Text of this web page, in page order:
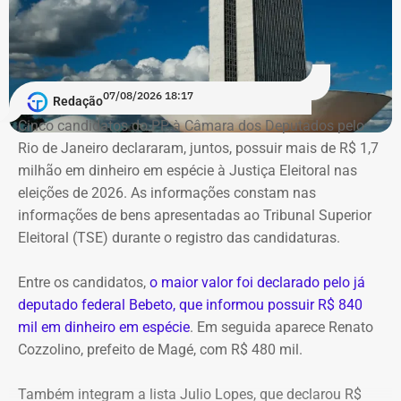
matéria-prima e simulava uma operação de refino na sua
unidade fantasma de Manguinhos.
A Polícia Federal indica que a operação era feita de
fachada para não pagar o ICMS na chegada do
combustível ao país. Com a Refit postergava de
pagamentos de impostos, a empresa só deveria pagar o
tributo no momento da venda para o consumidor final,
algo que nunca foi feito, de acordo com a investigação.
*Com informações do blog do Octávio Guedes, do portal
Redação07/08/2026 18:17
Cinco candidatos do PP à Câmara dos Deputados pelo
Rio de Janeiro declararam, juntos, possuir mais de R$ 1,7
milhão em dinheiro em espécie à Justiça Eleitoral nas
eleições de 2026. As informações constam nas
informações de bens apresentadas ao Tribunal Superior
Eleitoral (TSE) durante o registro das candidaturas.
Entre os candidatos, o maior valor foi declarado pelo já
deputado federal Bebeto, que informou possuir R$ 840
mil em dinheiro em espécie. Em seguida aparece Renato
Cozzolino, prefeito de Magé, com R$ 480 mil.
Também integram a lista Julio Lopes, que declarou R$